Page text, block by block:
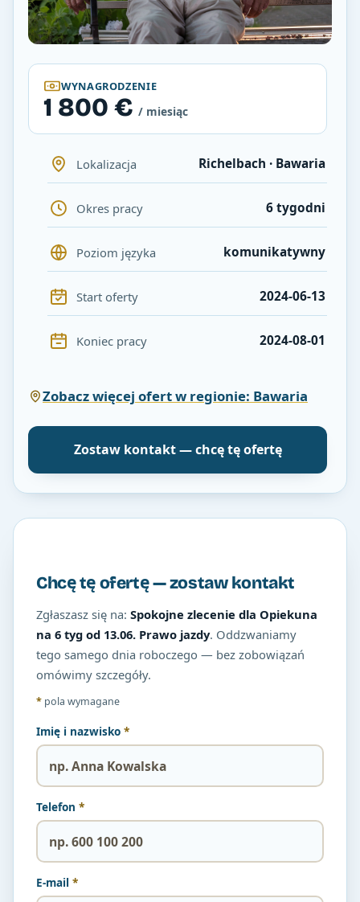
WYNAGRODZENIE
1 800 € / miesiąc
Lokalizacja Richelbach · Bawaria
Okres pracy 6 tygodni
Poziom języka komunikatywny
Start oferty 2024-06-13
Koniec pracy 2024-08-01
Zobacz więcej ofert w regionie: Bawaria
Zostaw kontakt — chcę tę ofertę
Chcę tę ofertę — zostaw kontakt
Zgłaszasz się na: Spokojne zlecenie dla Opiekuna
na 6 tyg od 13.06. Prawo jazdy. Oddzwaniamy
tego samego dnia roboczego — bez zobowiązań
omówimy szczegóły.
* pola wymagane
Imię i nazwisko *
Telefon *
E-mail *